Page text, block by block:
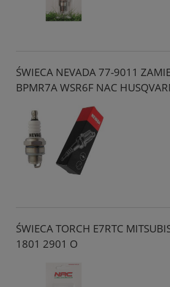
ŚWIECA NEVADA 77-9011
BPMR7A WSR6F NAC
ŚWIECA TORCH E7RTC
1801 2901 O